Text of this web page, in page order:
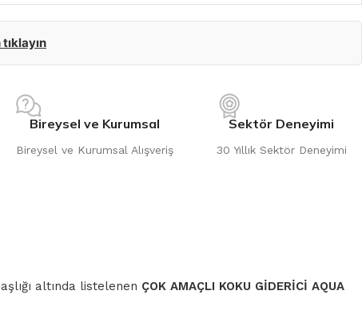
Bireysel ve Kurumsal
Bireysel ve Kurumsal Alışveriş
Sektör Deneyimi
30 Yıllık Sektör Deneyimi
altında listelenen ÇOK AMAÇLI KOKU GİDERİCİ AQUA